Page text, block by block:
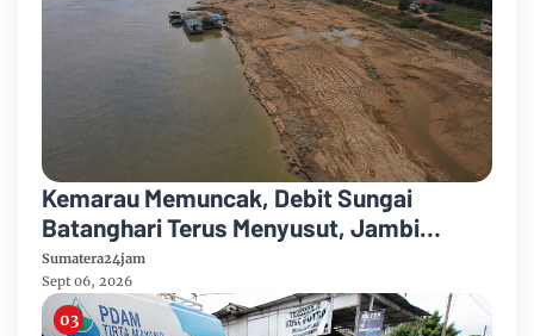
Kemarau Memuncak, Debit Sungai
Batanghari Terus Menyusut, Jambi
Hadapi Ancaman Krisis Air Bersih dan
Karhutla
Sumatera24jam
Sept 06, 2026